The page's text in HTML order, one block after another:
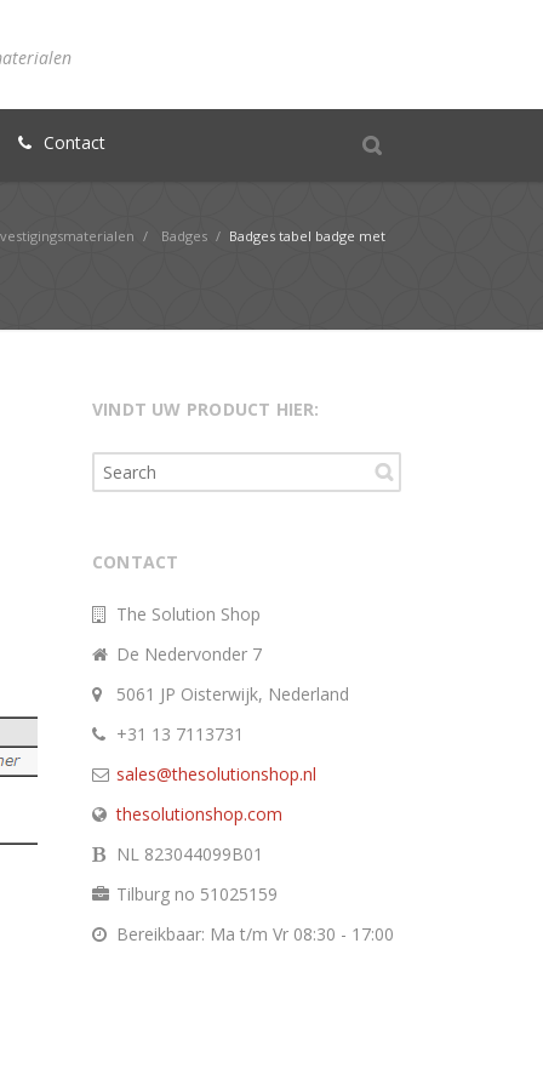
Contact
/ Badges / Badges tabel badge met
VINDT UW PRODUCT HIER:
CONTACT
The Solution Shop
De Nedervonder 7
5061 JP Oisterwijk, Nederland
+31 13 7113731
sales@thesolutionshop.nl
thesolutionshop.com
NL 823044099B01
Tilburg no 51025159
Bereikbaar: Ma t/m Vr 08:30 - 17:00